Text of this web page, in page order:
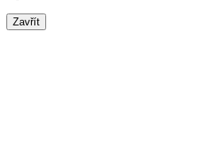
Zavřít